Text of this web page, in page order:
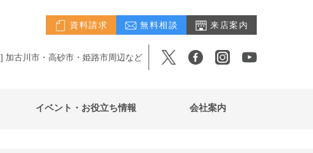
資料請求 無料相談 来店案内
] 加古川市・高砂市・姫路市周辺など
イベント・お役立ち情報 会社案内